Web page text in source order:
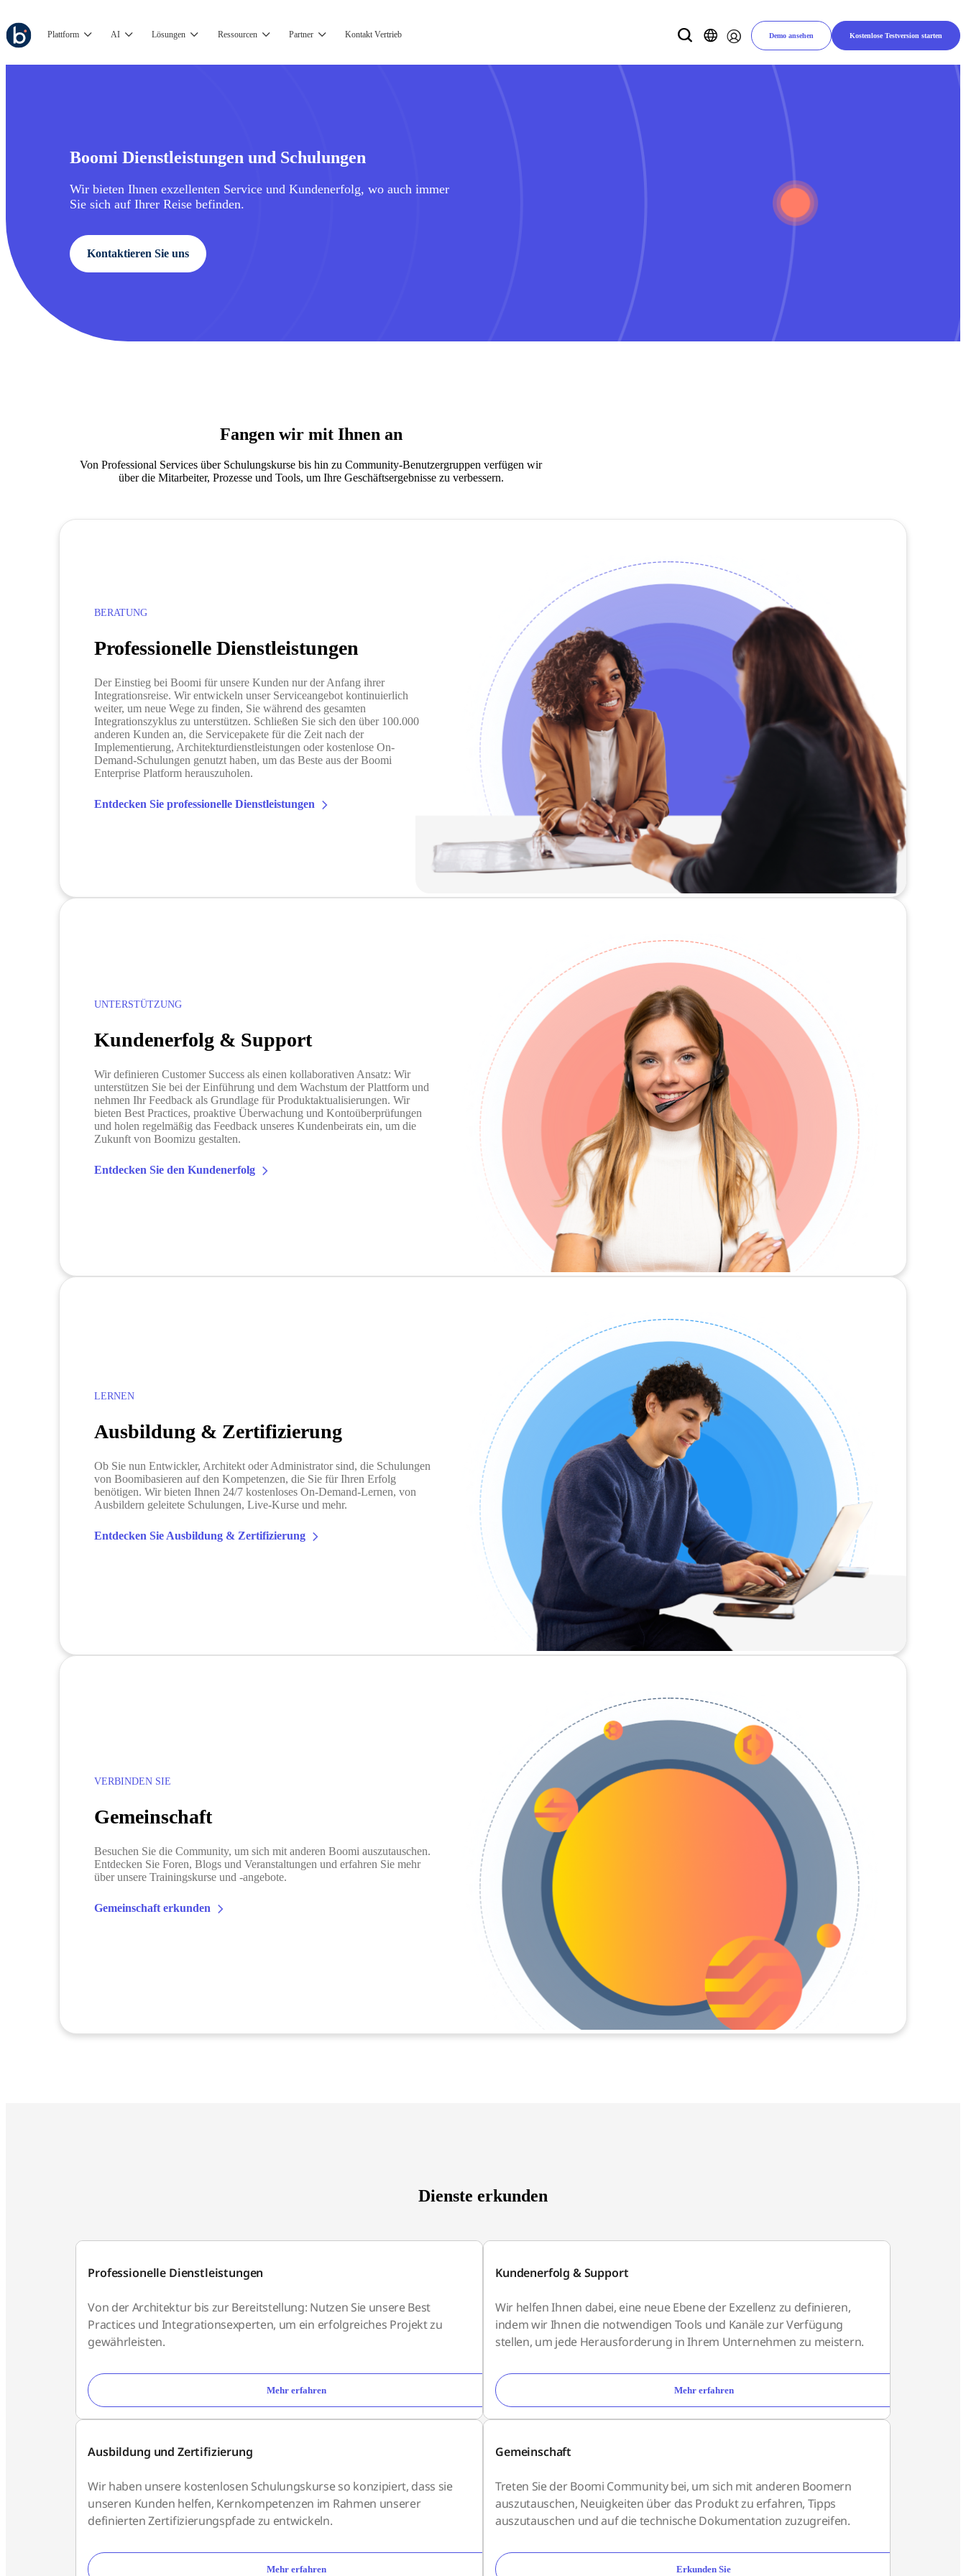
Plattform AI Lösungen Ressourcen Partner Kontakt Vertrieb Demo ansehen Kostenlose Testversion starten
Boomi Dienstleistungen und Schulungen
Wir bieten Ihnen exzellenten Service und Kundenerfolg, wo auch immer
Sie sich auf Ihrer Reise befinden.
Kontaktieren Sie uns
Fangen wir mit Ihnen an
Von Professional Services über Schulungskurse bis hin zu Community-Benutzergruppen verfügen wir
über die Mitarbeiter, Prozesse und Tools, um Ihre Geschäftsergebnisse zu verbessern.
BERATUNG
Professionelle Dienstleistungen
Der Einstieg bei Boomi für unsere Kunden nur der Anfang ihrer
Integrationsreise. Wir entwickeln unser Serviceangebot kontinuierlich
weiter, um neue Wege zu finden, Sie während des gesamten
Integrationszyklus zu unterstützen. Schließen Sie sich den über 100.000
anderen Kunden an, die Servicepakete für die Zeit nach der
Implementierung, Architekturdienstleistungen oder kostenlose On-
Demand-Schulungen genutzt haben, um das Beste aus der Boomi
Enterprise Platform herauszuholen.
Entdecken Sie professionelle Dienstleistungen
UNTERSTÜTZUNG
Kundenerfolg & Support
Wir definieren Customer Success als einen kollaborativen Ansatz: Wir
unterstützen Sie bei der Einführung und dem Wachstum der Plattform und
nehmen Ihr Feedback als Grundlage für Produktaktualisierungen. Wir
bieten Best Practices, proaktive Überwachung und Kontoüberprüfungen
und holen regelmäßig das Feedback unseres Kundenbeirats ein, um die
Zukunft von Boomizu gestalten.
Entdecken Sie den Kundenerfolg
LERNEN
Ausbildung & Zertifizierung
Ob Sie nun Entwickler, Architekt oder Administrator sind, die Schulungen
von Boomibasieren auf den Kompetenzen, die Sie für Ihren Erfolg
benötigen. Wir bieten Ihnen 24/7 kostenloses On-Demand-Lernen, von
Ausbildern geleitete Schulungen, Live-Kurse und mehr.
Entdecken Sie Ausbildung & Zertifizierung
VERBINDEN SIE
Gemeinschaft
Besuchen Sie die Community, um sich mit anderen Boomi auszutauschen.
Entdecken Sie Foren, Blogs und Veranstaltungen und erfahren Sie mehr
über unsere Trainingskurse und -angebote.
Gemeinschaft erkunden
Dienste erkunden
Professionelle Dienstleistungen
Von der Architektur bis zur Bereitstellung: Nutzen Sie unsere Best
Practices und Integrationsexperten, um ein erfolgreiches Projekt zu
gewährleisten.
Mehr erfahren
Kundenerfolg & Support
Wir helfen Ihnen dabei, eine neue Ebene der Exzellenz zu definieren,
indem wir Ihnen die notwendigen Tools und Kanäle zur Verfügung
stellen, um jede Herausforderung in Ihrem Unternehmen zu meistern.
Mehr erfahren
Ausbildung und Zertifizierung
Wir haben unsere kostenlosen Schulungskurse so konzipiert, dass sie
unseren Kunden helfen, Kernkompetenzen im Rahmen unserer
definierten Zertifizierungspfade zu entwickeln.
Mehr erfahren
Gemeinschaft
Treten Sie der Boomi Community bei, um sich mit anderen Boomern
auszutauschen, Neuigkeiten über das Produkt zu erfahren, Tipps
auszutauschen und auf die technische Dokumentation zuzugreifen.
Erkunden Sie